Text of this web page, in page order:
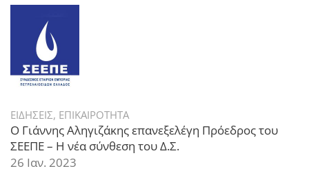
ΕΙΔΗΣΕΙΣ, ΕΠΙΚΑΙΡΟΤΗΤΑ
Ο Γιάννης Αληγιζάκης επανεξελέγη Πρόεδρος του
ΣΕΕΠΕ – Η νέα σύνθεση του Δ.Σ.
26 Ιαν. 2023